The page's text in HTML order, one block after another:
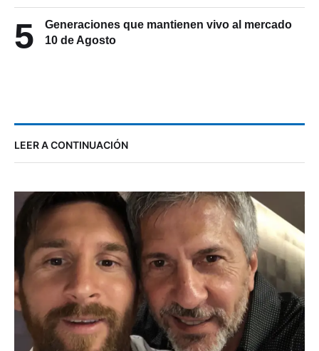
5
Generaciones que mantienen vivo al mercado
10 de Agosto
LEER A CONTINUACIÓN